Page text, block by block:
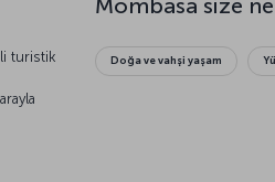
turistik
Doğa ve vahşi yaşam